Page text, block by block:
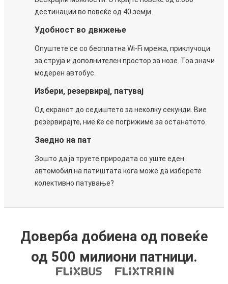
дестинации во повеќе од 40 земји.
Удобност во движење
Опуштете се со бесплатна Wi-Fi мрежа, приклучоци
за струја и дополнителен простор за нозе. Тоа значи
модерен автобус.
Избери, резервирај, патувај
Од екранот до седиштето за неколку секунди. Вие
резервирајте, ние ќе се погрижиме за останатото.
Заедно на пат
Зошто да ја труете природата со уште еден
автомобил на патиштата кога може да изберете
колективно патување?
Доверба добиена од повеќе
од 500 милиони патници.